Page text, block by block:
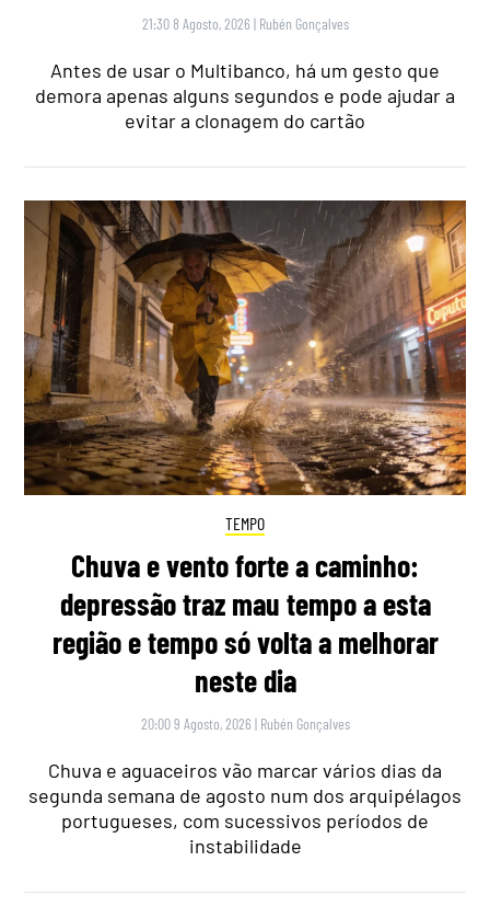
21:30 8 Agosto, 2026 | Rubén Gonçalves
Antes de usar o Multibanco, há um gesto que
demora apenas alguns segundos e pode ajudar a
evitar a clonagem do cartão
TEMPO
Chuva e vento forte a caminho:
depressão traz mau tempo a esta
região e tempo só volta a melhorar
neste dia
20:00 9 Agosto, 2026 | Rubén Gonçalves
Chuva e aguaceiros vão marcar vários dias da
segunda semana de agosto num dos arquipélagos
portugueses, com sucessivos períodos de
instabilidade